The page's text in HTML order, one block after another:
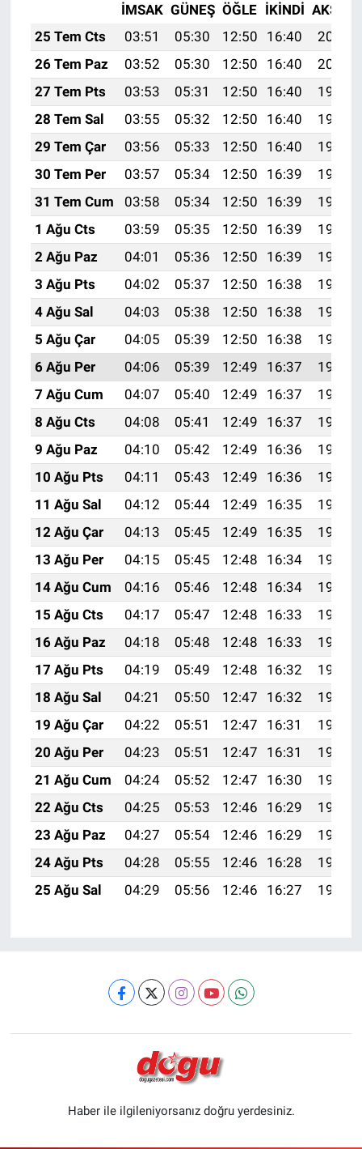
İMSAK GÜNEŞ ÖĞLE İKINDI AKŞAM
25 Tem Cts
03:51 05:30 12:50 16:40
20:01
26 Tem Paz
03:52 05:30 12:50 16:40
20:00
27 Tem Pts
03:53 05:31 12:50 16:40
19:59
28 Tem Sal
03:55 05:32 12:50 16:40
19:58
29 Tem Çar
03:56 05:33 12:50 16:40
19:57
30 Tem Per
03:57 05:34 12:50 16:39
19:56
31 Tem Cum
03:58 05:34 12:50 16:39
19:55
1 Ağu Cts
03:59 05:35 12:50 16:39
19:54
2 Ağu Paz
04:01 05:36 12:50 16:39
19:54
3 Ağu Pts
04:02 05:37 12:50 16:38
19:53
4 Ağu Sal
04:03 05:38 12:50 16:38
19:52
5 Ağu Çar
04:05 05:39 12:50 16:38
19:51
6 Ağu Per
04:06 05:39 12:49 16:37
19:49
7 Ağu Cum
04:07 05:40 12:49 16:37
19:48
8 Ağu Cts
04:08 05:41 12:49 16:37
19:47
9 Ağu Paz
04:10 05:42 12:49 16:36
19:46
10 Ağu Pts
04:11 05:43 12:49 16:36
19:45
11 Ağu Sal
04:12 05:44 12:49 16:35
19:44
12 Ağu Çar
04:13 05:45 12:49 16:35
19:43
13 Ağu Per
04:15 05:45 12:48 16:34
19:41
14 Ağu Cum
04:16 05:46 12:48 16:34
19:40
15 Ağu Cts
04:17 05:47 12:48 16:33
19:39
16 Ağu Paz
04:18 05:48 12:48 16:33
19:38
17 Ağu Pts
04:19 05:49 12:48 16:32
19:37
18 Ağu Sal
04:21 05:50 12:47 16:32
19:35
19 Ağu Çar
04:22 05:51 12:47 16:31
19:34
20 Ağu Per
04:23 05:51 12:47 16:31
19:33
21 Ağu Cum
04:24 05:52 12:47 16:30
19:31
22 Ağu Cts
04:25 05:53 12:46 16:29
19:30
23 Ağu Paz
04:27 05:54 12:46 16:29
19:29
24 Ağu Pts
04:28 05:55 12:46 16:28
19:27
25 Ağu Sal
04:29 05:56 12:46 16:27 19:26
Haber ile ilgileniyorsanız doğru yerdesiniz.